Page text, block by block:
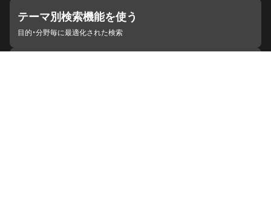
テーマ別検索機能を使う
目的・分野毎に最適化された検索